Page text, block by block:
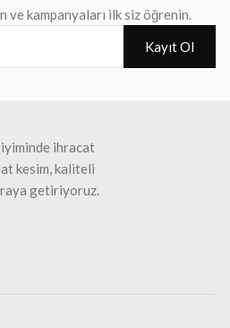
ve kampanyaları ilk siz öğrenin.
Kayıt Ol
ihracat
kesim, kaliteli
getiriyoruz.